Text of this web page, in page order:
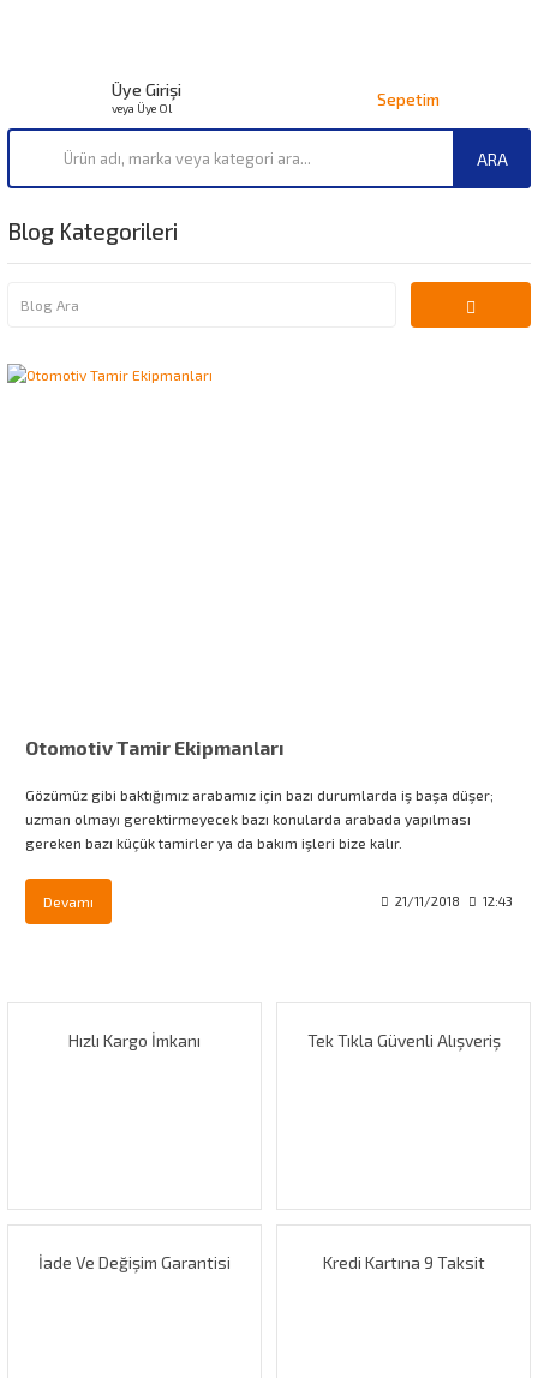
ARA
Üye Girişi
veya Üye Ol Sepetim
Blog Kategorileri
Otomotiv Tamir Ekipmanları
Gözümüz gibi baktığımız arabamız için bazı durumlarda iş başa düşer;
uzman olmayı gerektirmeyecek bazı konularda arabada yapılması
gereken bazı küçük tamirler ya da bakım işleri bize kalır.
Devamı 21/11/2018 12:43
Hızlı Kargo İmkanı Tek Tıkla Güvenli Alışveriş
İade Ve Değişim Garantisi Kredi Kartına 9 Taksit